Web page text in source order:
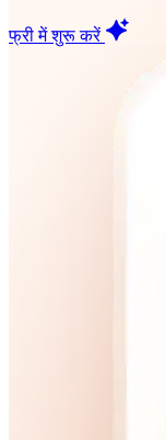
फ्री में शुरू करें